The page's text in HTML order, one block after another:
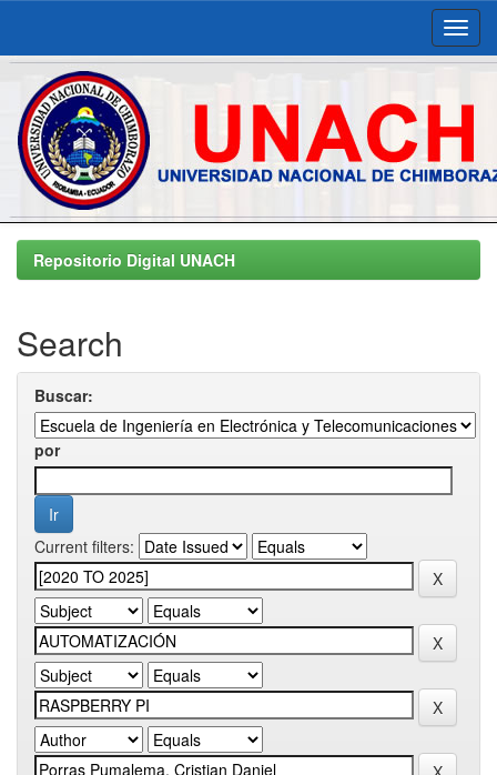
Skip
navigationRepositorio Digital UNACH
Search
Buscar:
por
Current filters: